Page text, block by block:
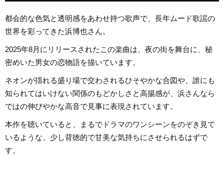
都会的な色気と透明感をあわせ持つ歌声で、長年ムード歌謡の
世界を彩ってきた浜博也さん。
2025年8月にリリースされたこの楽曲は、夜の街を舞台に、秘
密めいた男女の恋物語を描いています。
ネオンが揺れる盛り場で交わされるひそやかな合図や、誰にも
知られてはいけない関係のもどかしさと高揚感が、浜さんなら
ではの伸びやかな高音で見事に表現されています。
本作を聴いていると、まるでドラマのワンシーンをのぞき見て
いるような、少し背徳的で甘美な気持ちにさせられるはずで
す。